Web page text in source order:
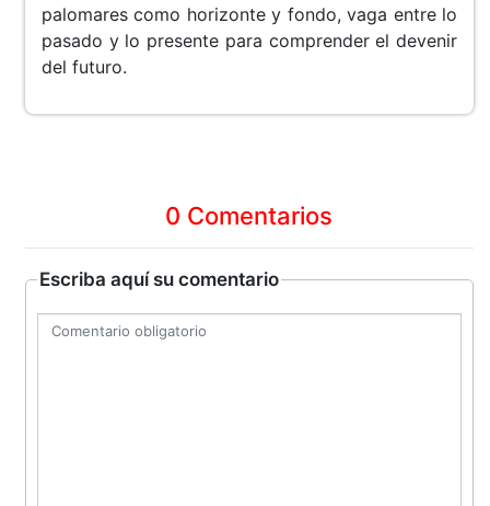
palomares como horizonte y fondo, vaga entre lo
pasado y lo presente para comprender el devenir
del futuro.
0 Comentarios
Escriba aquí su comentario